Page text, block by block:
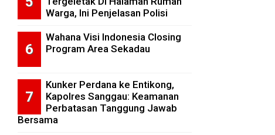
Warga, Ini Penjelasan Polisi
Wahana Visi Indonesia Closing
Program Area Sekadau
Kunker Perdana ke Entikong,
Kapolres Sanggau: Keamanan
Perbatasan Tanggung Jawab
Bersama